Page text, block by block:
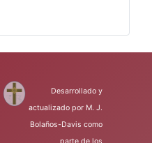
Desarrollado y
actualizado por M. J.
Bolaños-Davis como